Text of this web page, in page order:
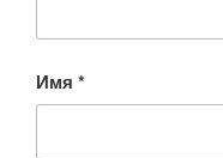
Имя *